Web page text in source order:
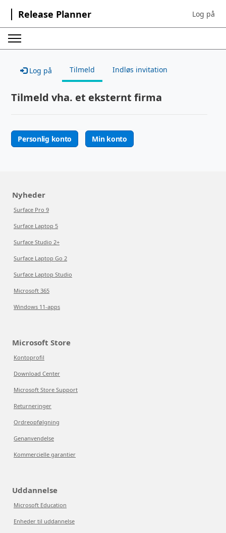
Release Planner Sign in to
Log på
Log på Tilmeld Indløs invitation
Tilmeld vha. et eksternt firma
Personlig konto Min konto
Nyheder
Surface Pro 9
Surface Laptop 5
Surface Studio 2+
Surface Laptop Go 2
Surface Laptop Studio
Microsoft 365
Windows 11-apps
Microsoft Store
Kontoprofil
Download Center
Microsoft Store Support
Returneringer
Ordreopfølgning
Genanvendelse
Kommercielle garantier
Uddannelse
Microsoft Education
Enheder til uddannelse